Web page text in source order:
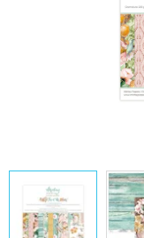
Kontakty